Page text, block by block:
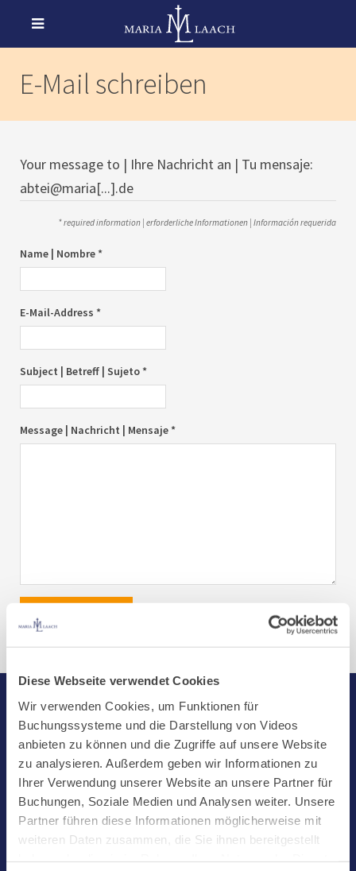
Diese Webseite verwendet Cookies
Wir verwenden Cookies, um Funktionen für
Buchungssysteme und die Darstellung von Videos
anbieten zu können und die Zugriffe auf unsere Website
zu analysieren. Außerdem geben wir Informationen zu
Ihrer Verwendung unserer Website an unsere Partner für
Buchungen, Soziale Medien und Analysen weiter. Unsere
Partner führen diese Informationen möglicherweise mit
weiteren Daten zusammen, die Sie ihnen bereitgestellt
E-Mail schreiben
Your message to | Ihre Nachricht an | Tu mensaje:
abtei@maria[...].de
* required information | erforderliche Informationen | Información requerida
Name | Nombre *
E-Mail-Address *
Subject | Betreff | Sujeto *
Message | Nachricht | Mensaje *
Start
Aktuelles
Kloster
Klosterbetriebe
Spenden